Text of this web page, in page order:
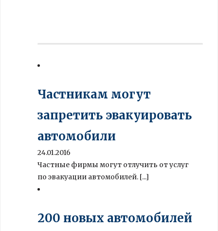
Частникам могут
запретить эвакуировать
автомобили
24.01.2016
Частные фирмы могут отлучить от услуг
по эвакуации автомобилей. [...]
200 новых автомобилей